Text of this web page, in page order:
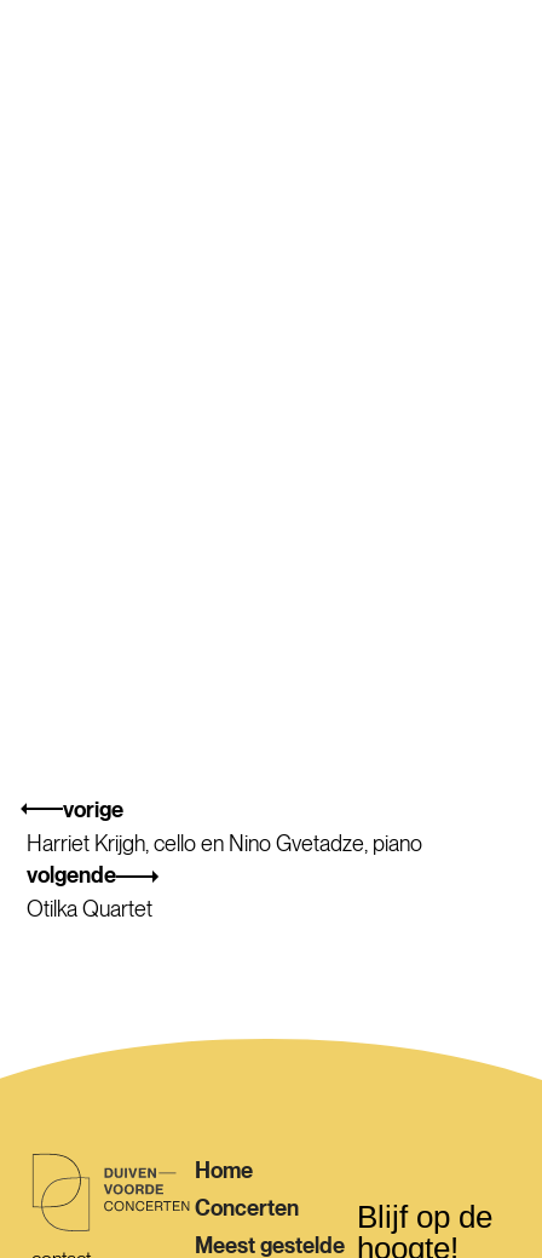
vorige
Harriet Krijgh, cello en Nino Gvetadze, piano
volgende
Otilka Quartet
Home
Concerten
Meest gestelde
Blijf op de
hoogte!